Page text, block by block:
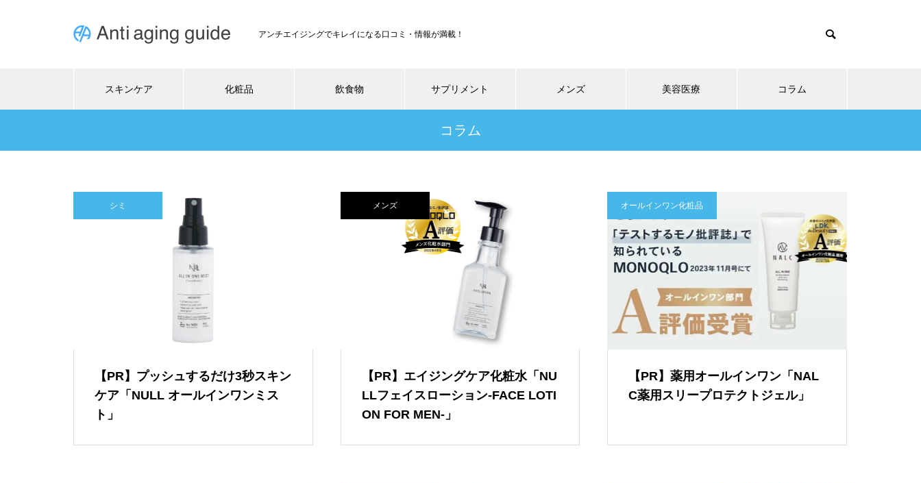
アンチエイジングでキレイになる口コミ・情報が満載！
スキンケア 化粧品 飲食物 サプリメント メンズ 美容医療 コラム
コラム
シミ
【PR】プッシュするだけ3秒スキン
ケア「NULL オールインワンミス
ト」
メンズ
【PR】エイジングケア化粧水「NU
LLフェイスローション-FACE LOTI
ON FOR MEN-」
オールインワン化粧品
【PR】薬用オールインワン「NAL
C薬用スリープロテクトジェル」